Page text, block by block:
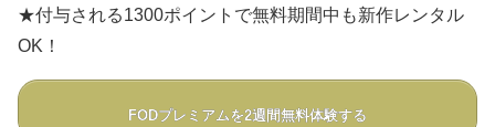
★付与される1300ポイントで無料期間中も新作レンタル
OK！
FODプレミアムを2週間無料体験する